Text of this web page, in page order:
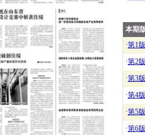
本期
·第1版
·第2版
·第3版
·第4版
·第5版
·第6版